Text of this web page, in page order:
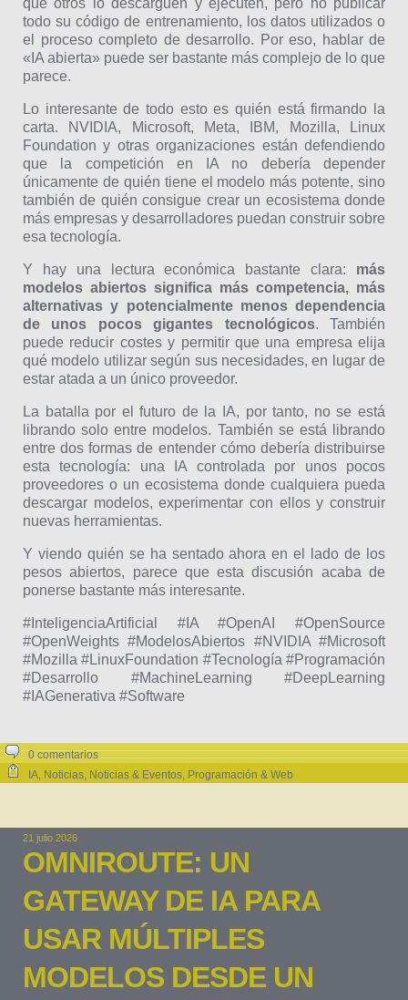
que otros lo descarguen y ejecuten, pero no publicar
todo su código de entrenamiento, los datos utilizados o
el proceso completo de desarrollo. Por eso, hablar de
«IA abierta» puede ser bastante más complejo de lo que
parece.
Lo interesante de todo esto es quién está firmando la
carta. NVIDIA, Microsoft, Meta, IBM, Mozilla, Linux
Foundation y otras organizaciones están defendiendo
que la competición en IA no debería depender
únicamente de quién tiene el modelo más potente, sino
también de quién consigue crear un ecosistema donde
más empresas y desarrolladores puedan construir sobre
esa tecnología.
Y hay una lectura económica bastante clara: más
modelos abiertos significa más competencia, más
alternativas y potencialmente menos dependencia
de unos pocos gigantes tecnológicos. También
puede reducir costes y permitir que una empresa elija
qué modelo utilizar según sus necesidades, en lugar de
estar atada a un único proveedor.
La batalla por el futuro de la IA, por tanto, no se está
librando solo entre modelos. También se está librando
entre dos formas de entender cómo debería distribuirse
esta tecnología: una IA controlada por unos pocos
proveedores o un ecosistema donde cualquiera pueda
descargar modelos, experimentar con ellos y construir
nuevas herramientas.
Y viendo quién se ha sentado ahora en el lado de los
pesos abiertos, parece que esta discusión acaba de
ponerse bastante más interesante.
#InteligenciaArtificial #IA #OpenAI #OpenSource
#OpenWeights #ModelosAbiertos #NVIDIA #Microsoft
#Mozilla #LinuxFoundation #Tecnología #Programación
#Desarrollo #MachineLearning #DeepLearning
#IAGenerativa #Software
0 comentarios
IA, Noticias, Noticias & Eventos, Programación & Web
21 julio 2026
OMNIROUTE: UN
GATEWAY DE IA PARA
USAR MÚLTIPLES
MODELOS DESDE UN